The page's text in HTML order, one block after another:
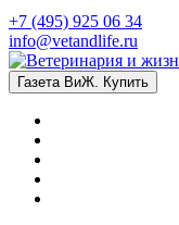
+7 (495) 925 06 34
info@vetandlife.ru
Газета ВиЖ. Купить